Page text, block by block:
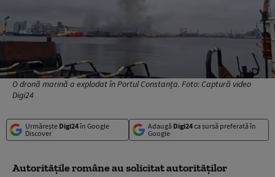
O dronă marină a explodat în Portul Constanța. Foto: Captură video
Digi24
Urmărește Digi24în Google
Discover
Adaugă Digi24ca sursă preferată în
Google
Autorităţile române au solicitat autorităţilor